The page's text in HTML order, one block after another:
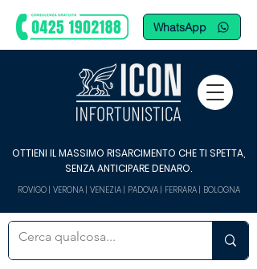
WhatsApp
OTTIENI IL MASSIMO RISARCIMENTO CHE TI SPETTA,
SENZA ANTICIPARE DENARO.
ROVIGO | VERONA | VENEZIA | PADOVA | FERRARA | BOLOGNA